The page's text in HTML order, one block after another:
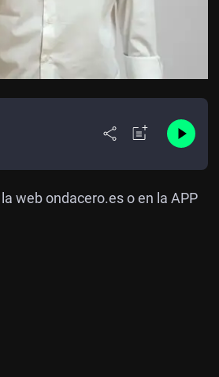
web ondacero.es o en la APP